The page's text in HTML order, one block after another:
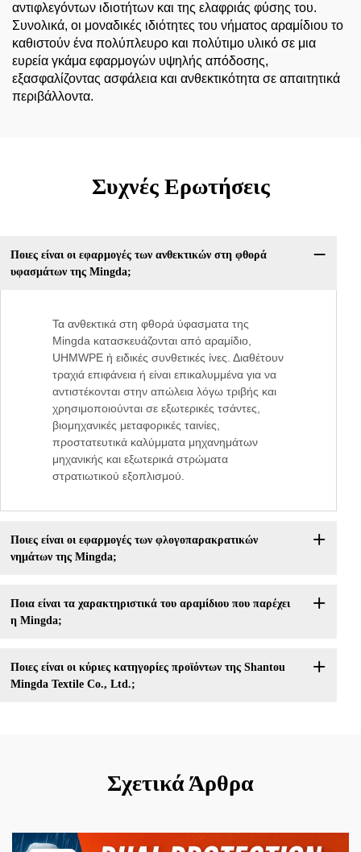
αντιφλεγόντων ιδιοτήτων και της ελαφριάς φύσης του.
Συνολικά, οι μοναδικές ιδιότητες του νήματος αραμίδιου το
καθιστούν ένα πολύπλευρο και πολύτιμο υλικό σε μια
ευρεία γκάμα εφαρμογών υψηλής απόδοσης,
εξασφαλίζοντας ασφάλεια και ανθεκτικότητα σε απαιτητικά
περιβάλλοντα.
Συχνές Ερωτήσεις
Ποιες είναι οι εφαρμογές των ανθεκτικών στη φθορά
υφασμάτων της Mingda;
Τα ανθεκτικά στη φθορά ύφασματα της
Mingda κατασκευάζονται από αραμίδιο,
UHMWPE ή ειδικές συνθετικές ίνες. Διαθέτουν
τραχιά επιφάνεια ή είναι επικαλυμμένα για να
αντιστέκονται στην απώλεια λόγω τριβής και
χρησιμοποιούνται σε εξωτερικές τσάντες,
βιομηχανικές μεταφορικές ταινίες,
προστατευτικά καλύμματα μηχανημάτων
μηχανικής και εξωτερικά στρώματα
στρατιωτικού εξοπλισμού.
Ποιες είναι οι εφαρμογές των φλογοπαρακρατικών
νημάτων της Mingda;
Ποια είναι τα χαρακτηριστικά του αραμίδιου που παρέχει
η Mingda;
Ποιες είναι οι κύριες κατηγορίες προϊόντων της Shantou
Mingda Textile Co., Ltd.;
Σχετικά Άρθρα